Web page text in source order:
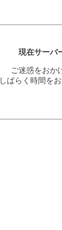
現在サーバ
ご迷惑をおか
しばらく時間を